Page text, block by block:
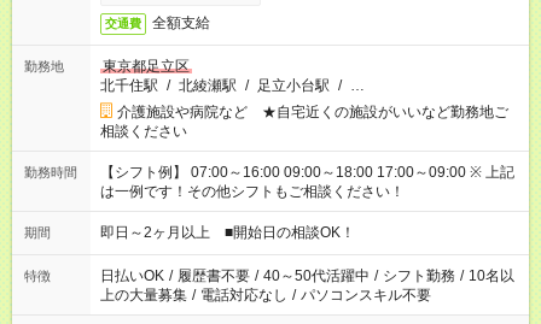
交通費 全額支給
勤務地
東京都足立区
北千住駅 / 北綾瀬駅 / 足立小台駅 / …
介護施設や病院など ★自宅近くの施設がいいなど勤務地ご
相談ください
勤務時間
【シフト例】 07:00～16:00 09:00～18:00 17:00～09:00 ※ 上記
は一例です！その他シフトもご相談ください！
期間 即日～2ヶ月以上 ■開始日の相談OK！
特徴 日払いOK / 履歴書不要 / 40～50代活躍中 / シフト勤務 / 10名以
上の大量募集 / 電話対応なし / パソコンスキル不要